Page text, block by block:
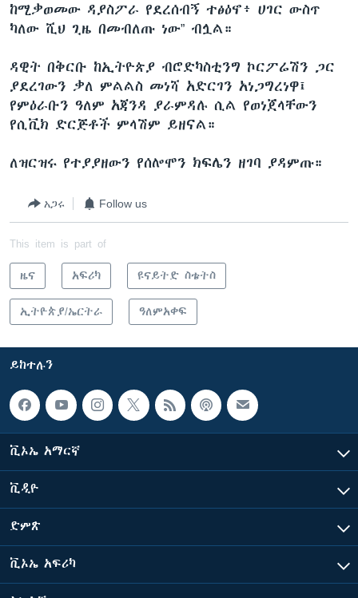
ከሚቃወመው ዳያስፖራ የደረሰብኝ ተፅዕኖ፥ ሀገር ውስጥ
ካለው ሺህ ጊዜ በመብለጡ ነው” ብሏል።
ዳዊት በቅርቡ ከኢትዮጵያ ብሮድካስቲንግ ኮርፖሬሽን ጋር
ያደረገውን ቃለ ምልልስ መነሻ አድርገን አነጋግረነዋ፤
የምዕራቡን ዓለም አጃንዳ ያራምዳሉ ሲል የወነጀላቸውን
የሲቪክ ድርጅቶች ምላሽም ይዘናል።
ለዝርዝሩ የተያያዘውን የሰሎሞን ክፍሌን ዘገባ ያዳምጡ።
አጋሩ Follow us
This item is part of
ዜና አፍሪካ ዩናይትድ ስቴትስ
ኢትዮጵያ/ኤርትራ ዓለምአቀፍ
ይከተሉን
ቪኦኤ አማርኛ
ቪዲዮ
ድምጽ
ቪኦኤ አፍሪካ